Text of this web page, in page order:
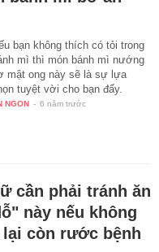
bạn không thích có tỏi trong
mì thì món bánh mì nướng
mật ong này sẽ là sự lựa
tuyệt vời cho bạn đấy.
NGON - 6 năm trước
cần phải tránh ăn
này nếu không
lại còn rước bệnh